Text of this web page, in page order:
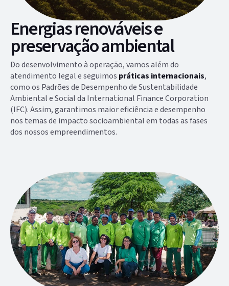
Energias renováveis e
preservação ambiental
Do desenvolvimento à operação, vamos além do
atendimento legal e seguimos práticas internacionais,
como os Padrões de Desempenho de Sustentabilidade
Ambiental e Social da International Finance Corporation
(IFC). Assim, garantimos maior eficiência e desempenho
nos temas de impacto socioambiental em todas as fases
dos nossos empreendimentos.